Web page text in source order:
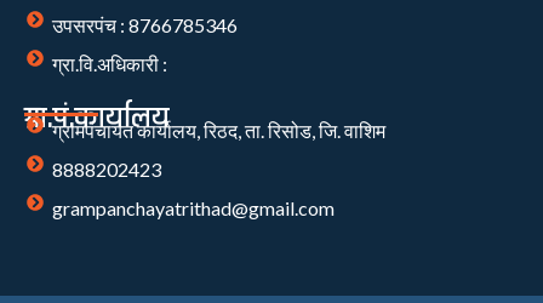
उपसरपंच : 8766785346
ग्रा.वि.अधिकारी :
ग्रा.पं.कार्यालय
ग्रामपंचायत कार्यालय, रिठद, ता. रिसोड, जि. वाशिम
8888202423
grampanchayatrithad@gmail.com